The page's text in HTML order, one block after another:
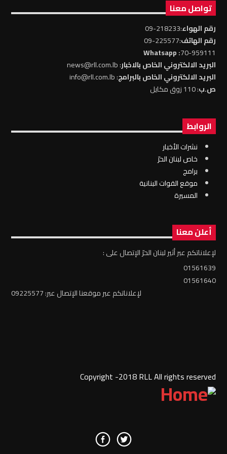
تواصل معنا
رقم الهواء:218233-09
رقم الهاتف:225577-09
70-959111
: Whatsapp
البريد الالكتروني الخاص بالاخبار: news@rll.com.lb
البريد الالكتروني الخاص بالبرامج: info@rll.com.lb
ص.ب: 110 زوق مكايل
الروابط
نشرات الأخبار
خاص لبنان الحرّ
برامج
موقع القوات البنانية
المسيرة
أعلن معنا
لإعلاناتكم عبر أثير لبنان الحرّ الإتصال على :
01561639
01561640
لإعلاناتكم عبر موقعنا الإتصال عبر: 09225577
Copyright -2018 RLL All rights reserved